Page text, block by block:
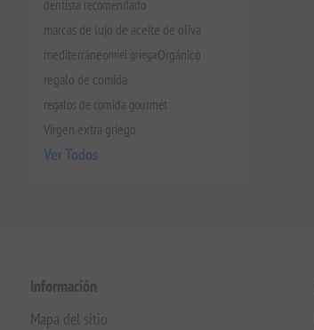
dentista recomendado
marcas de lujo de aceite de oliva
mediterráneomiel griegaOrgánico
regalo de comida
regalos de comida gourmet
Virgen extra griego
Ver Todos
Información
Mapa del sitio